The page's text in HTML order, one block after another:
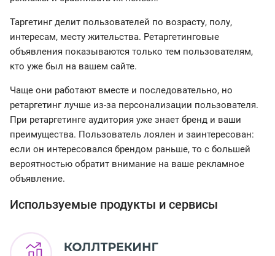
Таргетинг делит пользователей по возрасту, полу,
интересам, месту жительства. Ретаргетинговые
объявления показываются только тем пользователям,
кто уже был на вашем сайте.
Чаще они работают вместе и последовательно, но
ретаргетинг лучше из-за персонализации пользователя.
При ретаргетинге аудитория уже знает бренд и ваши
преимущества. Пользователь лоялен и заинтересован:
если он интересовался брендом раньше, то с большей
вероятностью обратит внимание на ваше рекламное
объявление.
Используемые продукты и сервисы